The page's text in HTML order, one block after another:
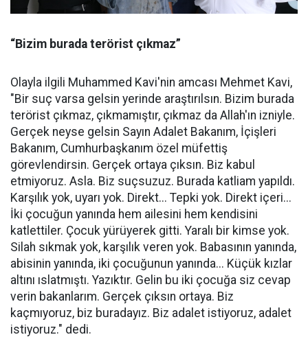
“Bizim burada terörist çıkmaz”
Olayla ilgili Muhammed Kavi'nin amcası Mehmet Kavi,
"Bir suç varsa gelsin yerinde araştırılsın. Bizim burada
terörist çıkmaz, çıkmamıştır, çıkmaz da Allah'ın izniyle.
Gerçek neyse gelsin Sayın Adalet Bakanım, İçişleri
Bakanım, Cumhurbaşkanım özel müfettiş
görevlendirsin. Gerçek ortaya çıksın. Biz kabul
etmiyoruz. Asla. Biz suçsuzuz. Burada katliam yapıldı.
Karşılık yok, uyarı yok. Direkt... Tepki yok. Direkt içeri...
İki çocuğun yanında hem ailesini hem kendisini
katlettiler. Çocuk yürüyerek gitti. Yaralı bir kimse yok.
Silah sıkmak yok, karşılık veren yok. Babasının yanında,
abisinin yanında, iki çocuğunun yanında... Küçük kızlar
altını ıslatmıştı. Yazıktır. Gelin bu iki çocuğa siz cevap
verin bakanlarım. Gerçek çıksın ortaya. Biz
kaçmıyoruz, biz buradayız. Biz adalet istiyoruz, adalet
istiyoruz." dedi.